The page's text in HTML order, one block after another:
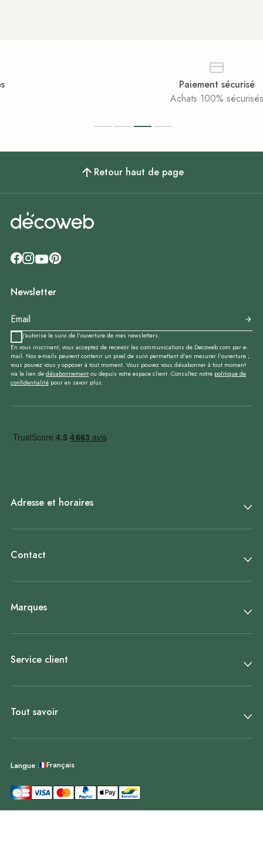
Achats 100% sécurisés
Retour haut de page
Newsletter
J'autorise le suivi de l'ouverture de mes newsletters.
En vous inscrivant, vous acceptez de recevoir les communications de Decoweb.com par e-
mail. Nos e-mails peuvent contenir un pixel de suivi permettant d’en mesurer l’ouverture ;
vous pouvez vous y opposer à tout moment. Vous pouvez vous désabonner à tout moment
via le lien de désabonnement ou depuis votre espace client. Consultez notre politique de
confidentialité pour en savoir plus.
Adresse et horaires
Contact
Marques
Service client
Tout savoir
Langue : Français